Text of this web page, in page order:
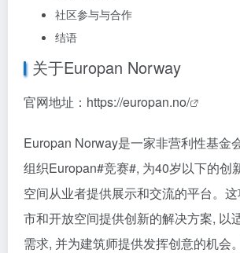
社区参与与合作
结语
关于Europan Norway
官网地址： https://europan.no/
Europan Norway是一家非营利性基金
组织Europan#竞赛#, 为40岁以下的创
空间从业者提供展示和交流的平台。
市和开放空间提供创新的解决方案, 以
需求, 并为建筑师提供发挥创意的机会